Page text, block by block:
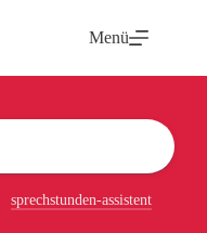
Menü
sprechstunden-assistent